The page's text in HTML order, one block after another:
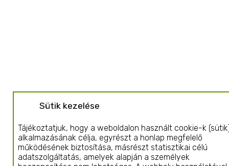
Sütik kezelése
Tájékoztatjuk, hogy a weboldalon használt cookie-k
alkalmazásának célja, egyrészt a honlap megfelelő
működésének biztosítása, másrészt statisztikai célú
adatszolgáltatás, amelyek alapján a személyek